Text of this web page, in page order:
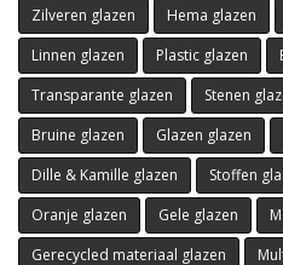
Zilveren glazen
Hema glazen
Linnen glazen
Plastic glazen
Transparante glazen
Stenen
Bruine glazen
Glazen glazen
Dille & Kamille glazen
Stoffen
Oranje glazen
Gele glazen
Gerecycled materiaal glazen